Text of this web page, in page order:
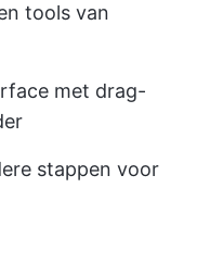
tools van
met drag-
stappen voor